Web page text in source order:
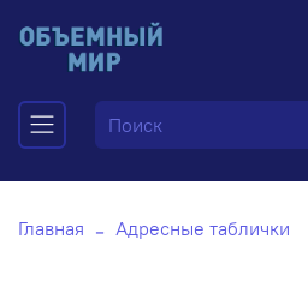
Главная Адресные таблички